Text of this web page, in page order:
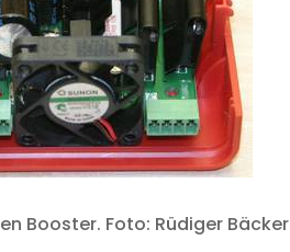
Booster. Foto: Rüdiger Bäcker